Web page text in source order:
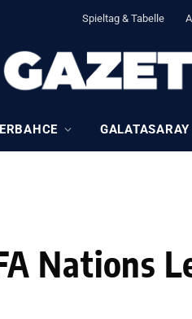
Spieltag & Tabelle
GALATASARAY
Nations